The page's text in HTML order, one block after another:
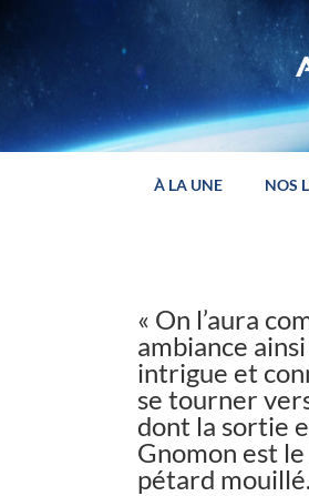
À LA UNE NOS
« On l’aura
ambiance
intrigue et
se tourner
dont la sortie
Gnomon est
pétard